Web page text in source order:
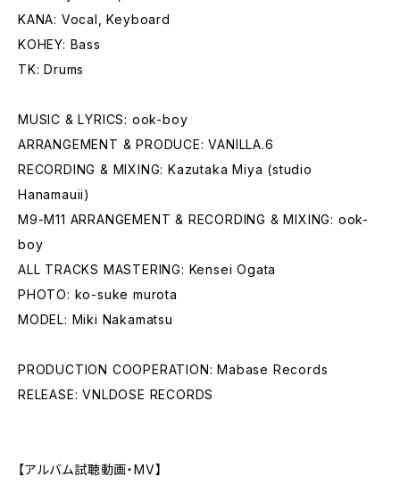
KANA: Vocal, Keyboard
KOHEY: Bass
TK: Drums
MUSIC & LYRICS: ook-boy
ARRANGEMENT & PRODUCE: VANILLA.6
RECORDING & MIXING: Kazutaka Miya (studio
Hanamauii)
M9-M11 ARRANGEMENT & RECORDING & MIXING: ook-
boy
ALL TRACKS MASTERING: Kensei Ogata
PHOTO: ko-suke murota
MODEL: Miki Nakamatsu
PRODUCTION COOPERATION: Mabase Records
RELEASE: VNLDOSE RECORDS
【アルバム試聴動画・MV】